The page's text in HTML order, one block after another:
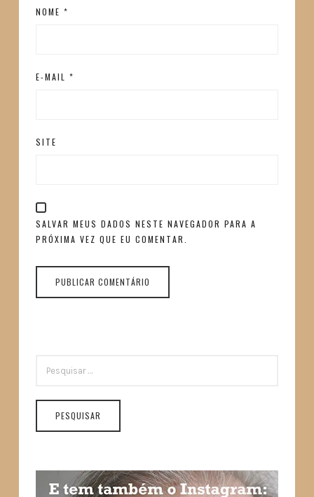
NOME *
E-MAIL *
SITE
SALVAR MEUS DADOS NESTE NAVEGADOR PARA A
PRÓXIMA VEZ QUE EU COMENTAR.
POR: